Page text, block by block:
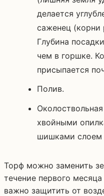
делается
саженец (корни
Глубина
чем в горшке.
присыпается
Полив.
хвойными
шишками слоем
Торф можно заменить
течение первого
важно защитить от